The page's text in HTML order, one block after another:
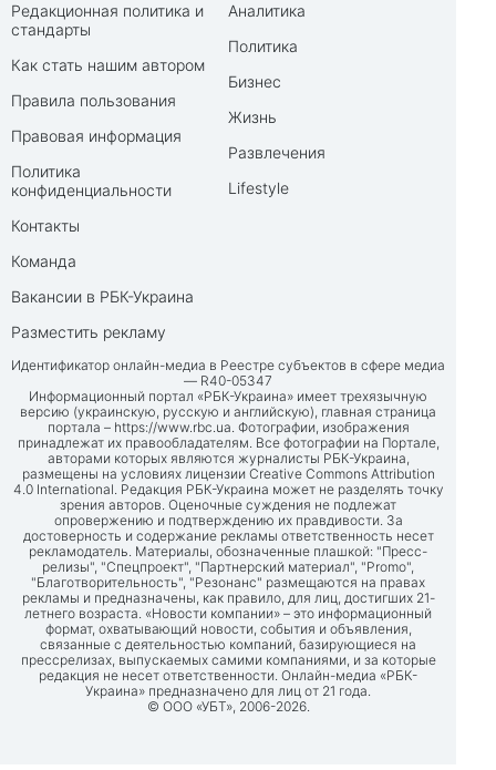
Редакционная политика и
стандарты
Как стать нашим автором
Правила пользования
Правовая информация
Политика
конфиденциальности
Контакты
Команда
Вакансии в РБК-Украина
Разместить рекламу
Аналитика
Политика
Бизнес
Жизнь
Развлечения
Lifestyle
Идентификатор онлайн-медиа в Реестре субъектов в сфере медиа
— R40-05347
Информационный портал «РБК-Украина» имеет трехязычную
версию (украинскую, русскую и английскую), главная страница
портала – https://www.rbc.ua. Фотографии, изображения
принадлежат их правообладателям. Все фотографии на Портале,
авторами которых являются журналисты РБК-Украина,
размещены на условиях лицензии Creative Commons Attribution
4.0 International. Редакция РБК-Украина может не разделять точку
зрения авторов. Оценочные суждения не подлежат
опровержению и подтверждению их правдивости. За
достоверность и содержание рекламы ответственность несет
рекламодатель. Материалы, обозначенные плашкой: "Пресс-
релизы", "Спецпроект", "Партнерский материал", "Promo",
"Благотворительность", "Резонанс" размещаются на правах
рекламы и предназначены, как правило, для лиц, достигших 21-
летнего возраста. «Новости компании» – это информационный
формат, охватывающий новости, события и объявления,
связанные с деятельностью компаний, базирующиеся на
прессрелизах, выпускаемых самими компаниями, и за которые
редакция не несет ответственности. Онлайн-медиа «РБК-
Украина» предназначено для лиц от 21 года.
© ООО «УБТ», 2006-2026.